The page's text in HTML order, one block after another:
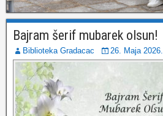
Bajram šerif mubarek olsun!
Biblioteka Gradacac 26. Maja 2026.